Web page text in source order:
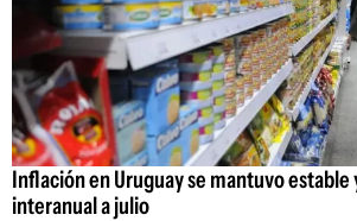
Inflación en Uruguay se mantuvo estable
interanual a julio